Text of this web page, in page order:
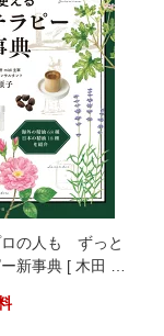
ロの人も ずっと
新事典 [ 木田 順